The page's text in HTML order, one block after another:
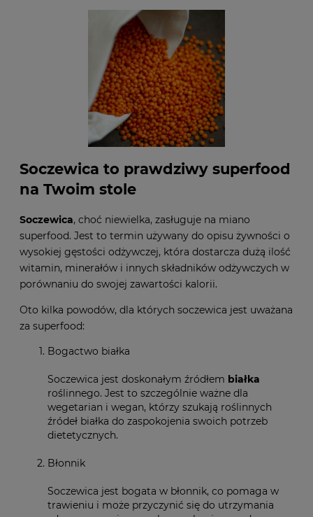
Soczewica to prawdziwy superfood
na Twoim stole
Soczewica, choć niewielka, zasługuje na miano
superfood. Jest to termin używany do opisu żywności o
wysokiej gęstości odżywczej, która dostarcza dużą ilość
witamin, minerałów i innych składników odżywczych w
porównaniu do swojej zawartości kalorii.
Oto kilka powodów, dla których soczewica jest uważana
za superfood:
Bogactwo białka
Soczewica jest doskonałym źródłem białka
roślinnego. Jest to szczególnie ważne dla
wegetarian i wegan, którzy szukają roślinnych
źródeł białka do zaspokojenia swoich potrzeb
dietetycznych.
Błonnik
Soczewica jest bogata w błonnik, co pomaga w
trawieniu i może przyczynić się do utrzymania